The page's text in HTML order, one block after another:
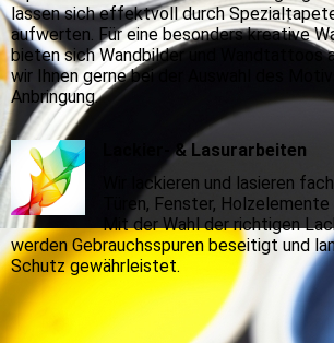
lassen sich effektvoll durch
aufwerten. Für eine besonders kreative
bieten sich Wandbilder und Wandtattoos
wir Ihnen gerne bei der Auswahl des
Anbringung.
Lackier- & Lasurarbeiten
Wir lackieren und lasieren
Türen, Fenster,
Mit der Wahl der richtigen
werden Gebrauchsspuren beseitigt und
Schutz gewährleistet.